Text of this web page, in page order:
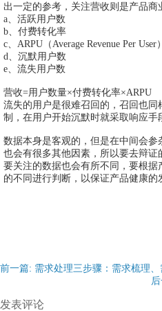
出一定的参考，关注营收则是产品商
a、活跃用户数
b、付费转化率
c、ARPU（Average Revenue Per User）
d、沉默用户数
e、流失用户数
营收=用户数量×付费转化率×ARPU
流失的用户是很难召回的，召回也
制，在用户开始沉默时就采取响应手
数据本身是客观的，但是在中间会
也会有很多其他因素，所以要去辩
要关注的数据也会有所不同，要根
的不同进行判断，以保证产品健康的
前一篇: 需求处理三步骤：需求梳理
发表评论